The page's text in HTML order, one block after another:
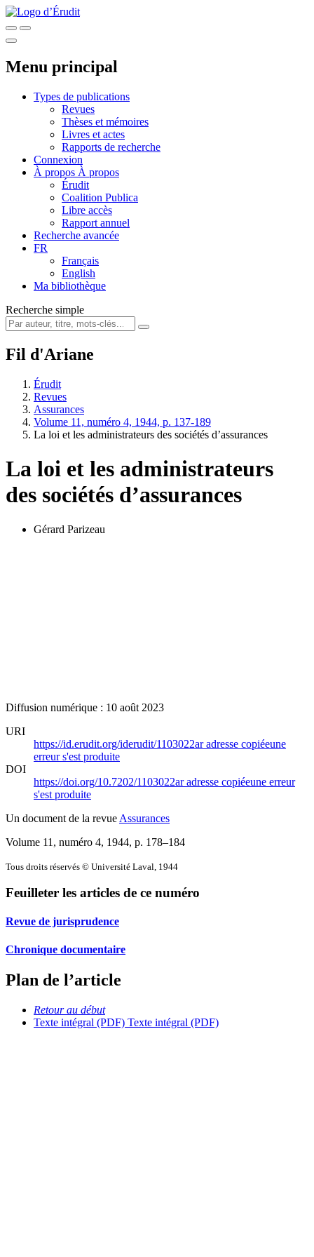
Menu principal
Types de publications
Revues
Thèses et mémoires
Livres et actes
Rapports de recherche
Connexion
À propos À propos
Érudit
Coalition Publica
Libre accès
Rapport annuel
Recherche avancée
FR
Français
English
Ma bibliothèque
Recherche simple
Fil d'Ariane
Érudit
Revues
Assurances
Volume 11, numéro 4, 1944, p. 137-189
La loi et les administrateurs des sociétés d’assurances
La loi et les administrateurs
des sociétés d’assurances
Gérard Parizeau
Diffusion numérique : 10 août 2023
URI
https://id.erudit.org/iderudit/1103022aradresse copiéeune
erreur s'est produite
DOI
https://doi.org/10.7202/1103022aradresse copiéeune erreur
s'est produite
Un document de la revue Assurances
Volume 11, numéro 4, 1944, p. 178–184
Tous droits réservés © Université Laval, 1944
Feuilleter les articles de ce numéro
Revue de jurisprudence
Chronique documentaire
Plan de l’article
Retour au début
Texte intégral (PDF) Texte intégral (PDF)